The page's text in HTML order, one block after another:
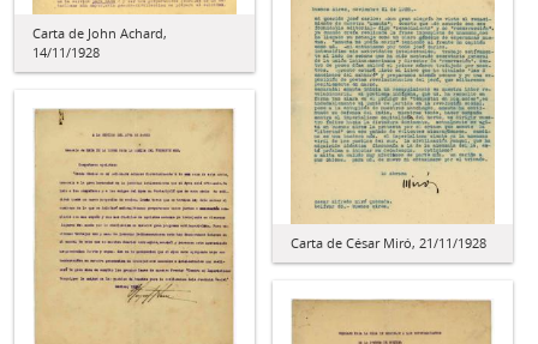
Carta de John Achard,
14/11/1928
Carta de César Miró, 21/11/1928